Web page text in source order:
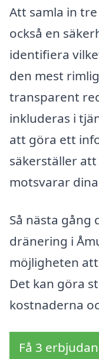
Att samla in
också en
identifiera
den mest
transparent
inkluderas i
att göra ett
säkerställer
motsvarar
Så nästa gång
dränering i
möjligheten
Det kan göra
kostnaderna
Få 3